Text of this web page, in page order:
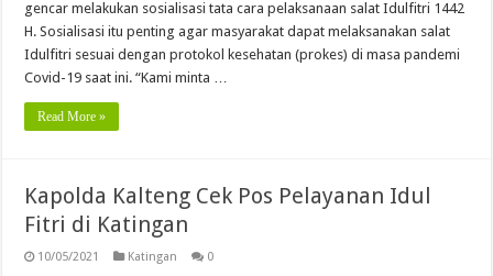
gencar melakukan sosialisasi tata cara pelaksanaan salat Idulfitri 1442
H. Sosialisasi itu penting agar masyarakat dapat melaksanakan salat
Idulfitri sesuai dengan protokol kesehatan (prokes) di masa pandemi
Covid-19 saat ini. “Kami minta …
Read More »
Kapolda Kalteng Cek Pos Pelayanan Idul
Fitri di Katingan
10/05/2021 Katingan 0